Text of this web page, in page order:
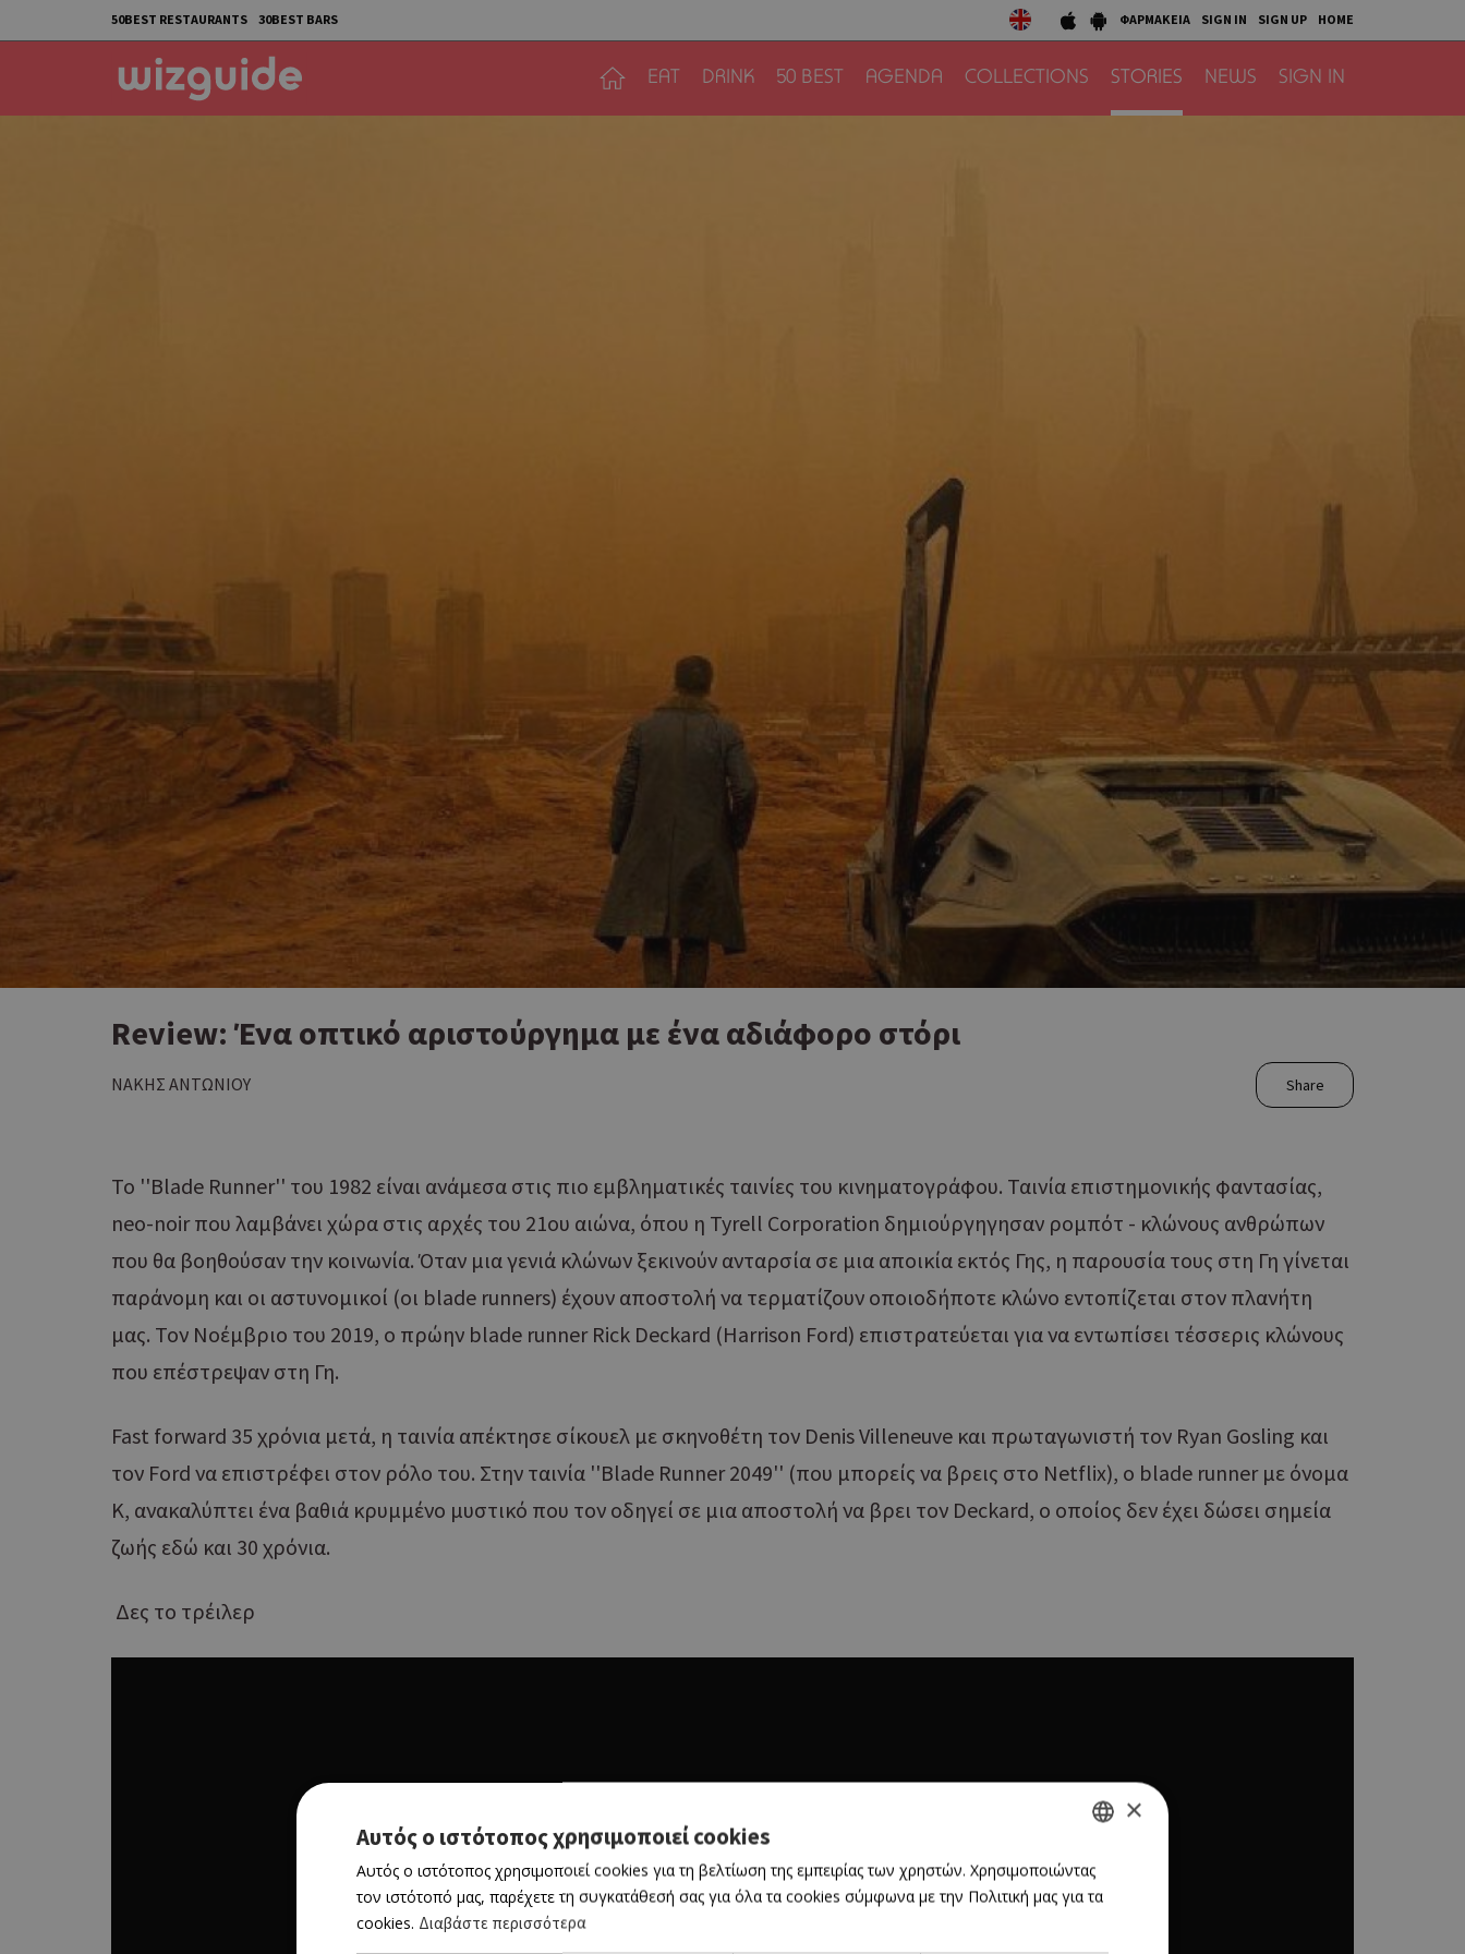
50BEST RESTAURANTS 30BEST BARS ΦΑΡΜΑΚΕΙΑ SIGN IN SIGN UP HOME
EAT DRINK 50 BEST AGENDA COLLECTIONS STORIES NEWS SIGN IN
Review: Ένα οπτικό αριστούργημα με ένα αδιάφορο στόρι
ΝΑΚΗΣ ΑΝΤΩΝΙΟΥ Share
To ''Blade Runner'' του 1982 είναι ανάμεσα στις πιο εμβληματικές ταινίες του κινηματογράφου. Ταινία επιστημονικής φαντασίας,
neo-noir που λαμβάνει χώρα στις αρχές του 21ου αιώνα, όπου η Tyrell Corporation δημιούργηγησαν ρομπότ - κλώνους ανθρώπων
που θα βοηθούσαν την κοινωνία. Όταν μια γενιά κλώνων ξεκινούν ανταρσία σε μια αποικία εκτός Γης, η παρουσία τους στη Γη γίνεται
παράνομη και οι αστυνομικοί (οι blade runners) έχουν αποστολή να τερματίζουν οποιοδήποτε κλώνο εντοπίζεται στον πλανήτη
μας. Τον Νοέμβριο του 2019, ο πρώην blade runner Rick Deckard (Harrison Ford) επιστρατεύεται για να εντωπίσει τέσσερις κλώνους
που επέστρεψαν στη Γη.
Fast forward 35 χρόνια μετά, η ταινία απέκτησε σίκουελ με σκηνοθέτη τον Denis Villeneuve και πρωταγωνιστή τον Ryan Gosling και
τον Ford να επιστρέφει στον ρόλο του. Στην ταινία ''Blade Runner 2049'' (που μπορείς να βρεις στο Netflix), o blade runner με όνομα
Κ, ανακαλύπτει ένα βαθιά κρυμμένο μυστικό που τον οδηγεί σε μια αποστολή να βρει τον Deckard, ο οποίος δεν έχει δώσει σημεία
ζωής εδώ και 30 χρόνια.
Δες το τρέιλερ
GREEK
ENGLISH
×
Αυτός ο ιστότοπος χρησιμοποιεί cookies
Αυτός ο ιστότοπος χρησιμοποιεί cookies για τη βελτίωση της εμπειρίας των χρηστών. Χρησιμοποιώντας
τον ιστότοπό μας, παρέχετε τη συγκατάθεσή σας για όλα τα cookies σύμφωνα με την Πολιτική μας για τα
cookies. Διαβάστε περισσότερα